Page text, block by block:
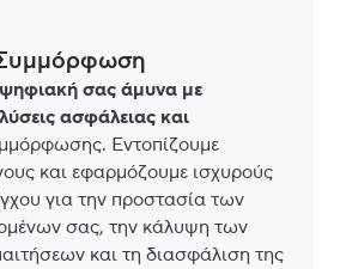
σας άμυνα με
ασφάλειας και
Εντοπίζουμε
και εφαρμόζουμε ισχυρούς
για την προστασία των
σας, την κάλυψη των
και τη διασφάλιση της